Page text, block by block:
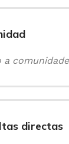
a
directas